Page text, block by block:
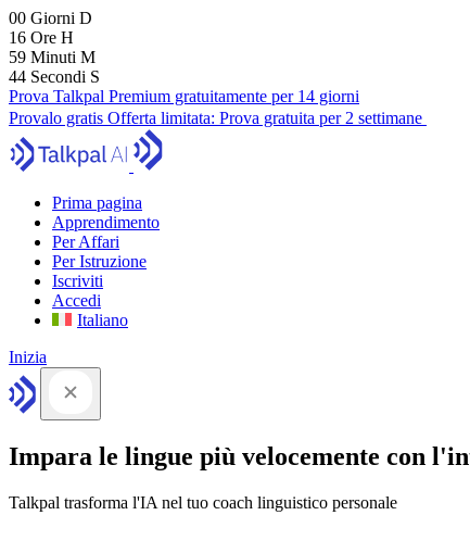
00 Giorni D
16 Ore H
59 Minuti M
43 Secondi S
Prova Talkpal Premium gratuitamente per 14 giorni
Provalo gratis Offerta limitata: Prova gratuita per 2 settimane
Prima pagina
Apprendimento
Per Affari
Per Istruzione
Iscriviti
Accedi
Italiano
Inizia
Impara le lingue più velocemente con
Talkpal trasforma l'IA nel tuo coach linguistico personale